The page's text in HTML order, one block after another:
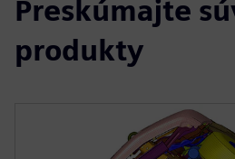
Preskúmajte
produkty